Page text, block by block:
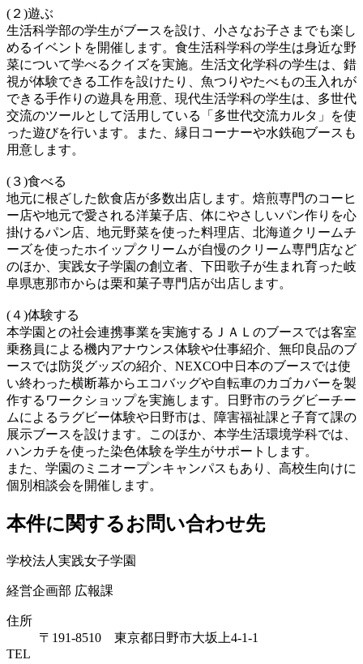
(２)遊ぶ
生活科学部の学生がブースを設け、小さなお子さまでも楽し
めるイベントを開催します。食生活科学科の学生は身近な野
菜について学べるクイズを実施。生活文化学科の学生は、錯
視が体験できる工作を設けたり、魚つりやたべもの玉入れが
できる手作りの遊具を用意、現代生活学科の学生は、多世代
交流のツールとして活用している「多世代交流カルタ」を使
った遊びを行います。また、縁日コーナーや水鉄砲ブースも
用意します。
(３)食べる
地元に根ざした飲食店が多数出店します。焙煎専門のコーヒ
ー店や地元で愛される洋菓子店、体にやさしいパン作りを心
掛けるパン店、地元野菜を使った料理店、北海道クリームチ
ーズを使ったホイップクリームが自慢のクリーム専門店など
のほか、実践女子学園の創立者、下田歌子が生まれ育った岐
阜県恵那市からは栗和菓子専門店が出店します。
(４)体験する
本学園との社会連携事業を実施するＪＡＬのブースでは客室
乗務員による機内アナウンス体験や仕事紹介、無印良品のブ
ースでは防災グッズの紹介、NEXCO中日本のブースでは使
い終わった横断幕からエコバッグや自転車のカゴカバーを製
作するワークショップを実施します。日野市のラグビーチー
ムによるラグビー体験や日野市は、障害福祉課と子育て課の
展示ブースを設けます。
このほか、本学生活環境学科では、
ハンカチを使った染色体験を学生がサポートします。
また、学園のミニオープンキャンパスもあり、高校生向けに
個別相談会を開催します。
本件に関するお問い合わせ先
学校法人実践女子学園
経営企画部 広報課
住所
〒191-8510 東京都日野市大坂上4-1-1
TEL